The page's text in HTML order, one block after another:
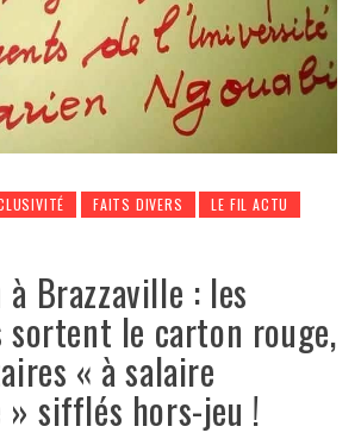
FAITS DIVERS
LE FIL ACTU
Brazzaville : les
sortent le carton rouge,
« à salaire
sifflés hors-jeu !